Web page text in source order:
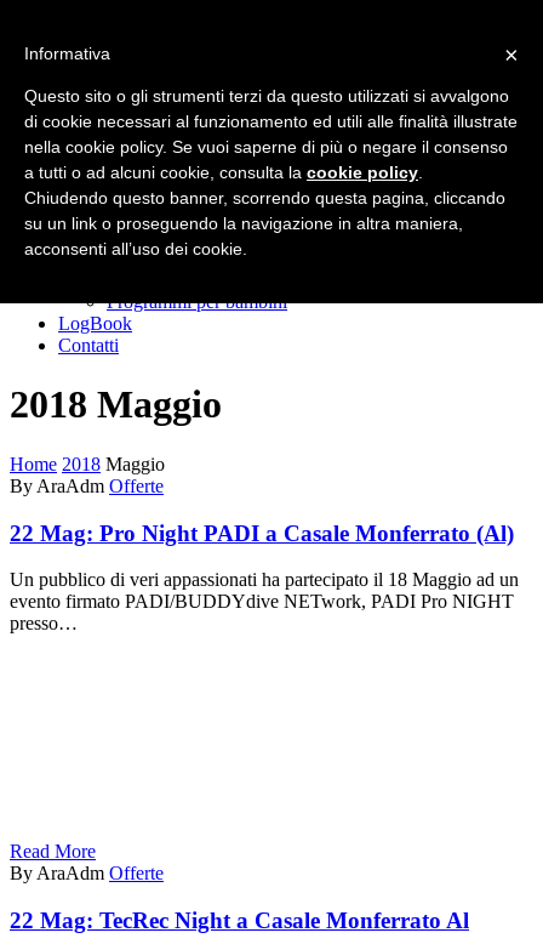
Homepage
Corsi
Padi Freediver
CORSI DIVER
GoPRO
TecRec
SIDEMOUNT
Programmi per bambini
LogBook
Contatti
2018 Maggio
Home 2018 Maggio
By AraAdm Offerte
22 Mag: Pro Night PADI a Casale Monferrato (Al)
Un pubblico di veri appassionati ha partecipato il 18 Maggio ad un
evento firmato PADI/BUDDYdive NETwork, PADI Pro NIGHT
presso…
Read More
By AraAdm Offerte
22 Mag: TecRec Night a Casale Monferrato Al
×
Informativa
Questo sito o gli strumenti terzi da questo utilizzati si avvalgono
di cookie necessari al funzionamento ed utili alle finalità illustrate
nella cookie policy. Se vuoi saperne di più o negare il consenso
a tutti o ad alcuni cookie, consulta la cookie policy
Chiudendo questo banner, scorrendo questa pagina, cliccando
su un link o proseguendo la navigazione in altra maniera,
acconsenti all’uso dei cookie.